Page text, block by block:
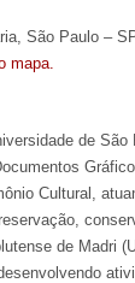
São Paulo –
mapa.
de São
Cultural,
de Madri